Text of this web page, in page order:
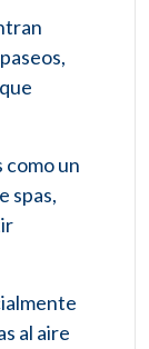
como un
spas,
al aire